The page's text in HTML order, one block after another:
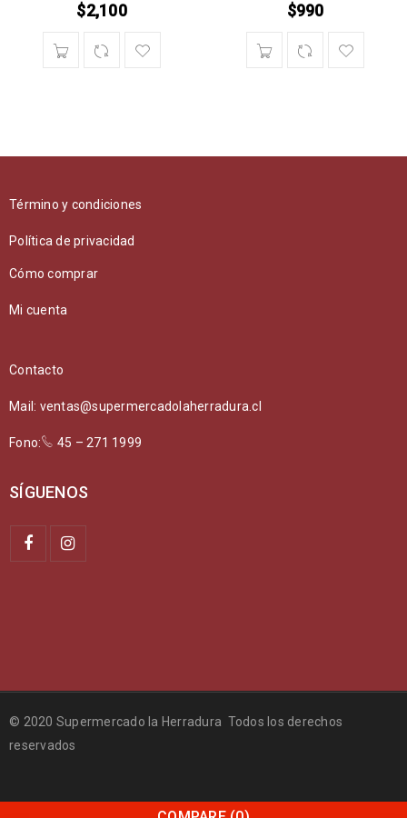
$2,100 $990
Término y condiciones
Política de privacidad
Cómo comprar
Mi cuenta
Contacto
Mail: ventas@supermercadolaherradura.cl
Fono: 45 – 271 1999
SÍGUENOS
© 2020 Supermercado la Herradura Todos los derechos
reservados